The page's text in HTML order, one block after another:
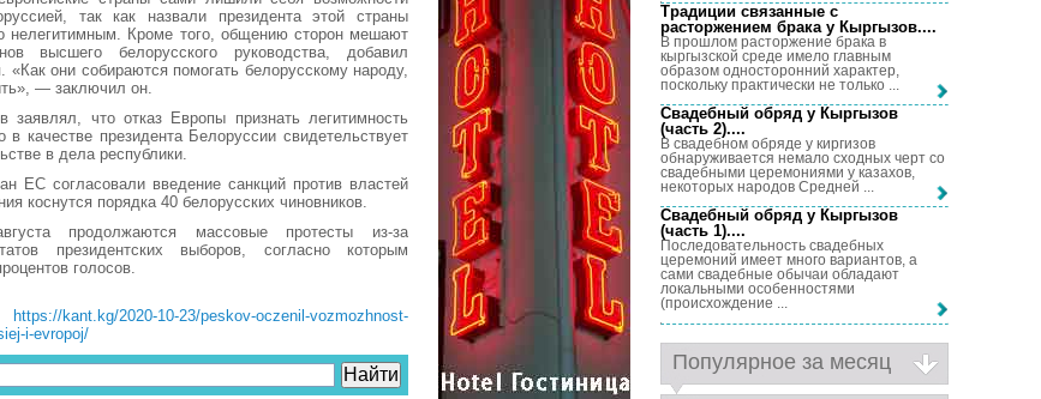
так как назвали президента этой страны
нелегитимным. Кроме того, общению сторон мешают
высшего белорусского руководства, добавил
«Как они собираются помогать белорусскому народу,
— заключил он.
заявлял, что отказ Европы признать легитимность
качестве президента Белоруссии свидетельствует
в дела республики.
ЕС согласовали введение санкций против властей
коснутся порядка 40 белорусских чиновников.
продолжаются массовые протесты из-за
президентских выборов, согласно которым
голосов.
https://kant.kg/2020-10-23/peskov-oczenil-vozmozhnost-
i-evropoj/
Традиции связанные с
расторжением брака у Кыргызов....
В прошлом расторжение брака в
кыргызской среде имело главным
образом односторонний характер,
поскольку практически не только ...
Свадебный обряд у Кыргызов
(часть 2)....
В свадебном обряде у киргизов
обнаруживается немало сходных черт со
свадебными церемониями у казахов,
некоторых народов Средней ...
Свадебный обряд у Кыргызов
(часть 1)....
Последовательность свадебных
церемоний имеет много вариантов, а
сами свадебные обычаи обладают
локальными особенностями
(происхождение ...
Популярное за месяц